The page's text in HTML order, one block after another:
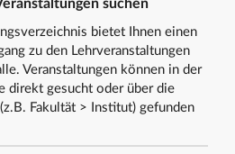
suchen
bietet Ihnen einen
zu den Lehrveranstaltungen
Veranstaltungen können in der
direkt gesucht oder über die
Fakultät > Institut) gefunden